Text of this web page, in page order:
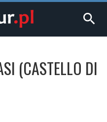
search
(CASTELLO DI